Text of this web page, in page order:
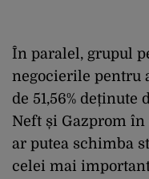
În paralel, grupul
negocierile pentru
de 51,56%
Neft și Gazprom
ar putea schimba
celei mai